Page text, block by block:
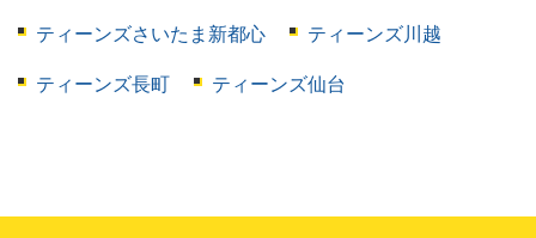
ティーンズさいたま新都心 ティーンズ川越
ティーンズ長町 ティーンズ仙台